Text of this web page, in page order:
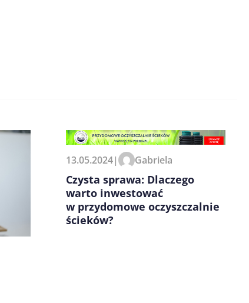
13.05.2024| Gabriela
Czysta sprawa: Dlaczego
warto inwestować
w przydomowe oczyszczalnie
ścieków?